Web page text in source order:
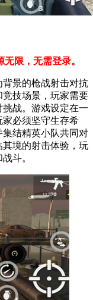
限，无需登录。
背景的枪战射击对抗
技场景，玩家需要
战。游戏设定在一
必须坚守生存希
结精英小队共同对
境的射击体验，玩
斗。